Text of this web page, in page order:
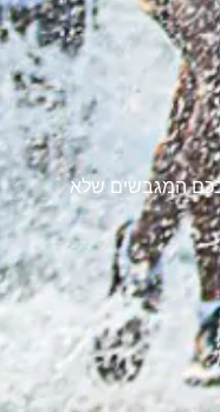
בכם המגבשים שלא